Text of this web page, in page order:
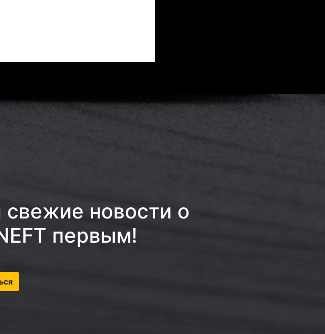
новости о
первым!